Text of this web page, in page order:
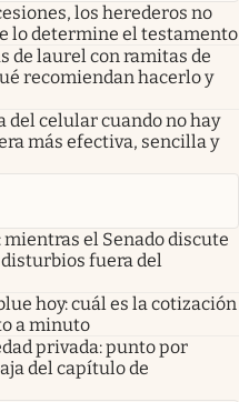
los herederos no
lo determine el testamento
de laurel con ramitas de
recomiendan hacerlo y
del celular cuando no hay
más efectiva, sencilla y
el Senado discute
fuera del
hoy: cuál es la cotización
a minuto
privada: punto por
del capítulo de